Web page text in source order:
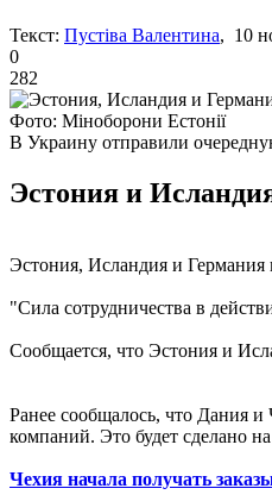
Текст: Пустіва Валентина, 10
0
282
Фото: Міноборони Естонії
В Украину отправили
Эстония и
Эстония, Исландия и
"Сила сотрудничества в
Сообщается, что Эстония и
Ранее сообщалось, что Дания и
компаний. Это будет сделано
Чехия начала получать